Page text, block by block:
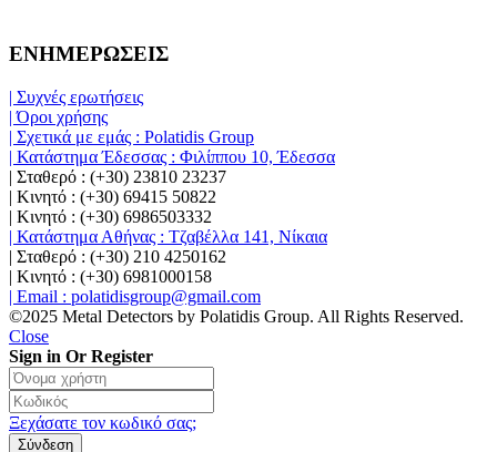
ΕΝΗΜΕΡΩΣΕΙΣ
| Συχνές ερωτήσεις
| Όροι χρήσης
| Σχετικά με εμάς : Polatidis Group
| Κατάστημα Έδεσσας : Φιλίππου 10, Έδεσσα
| Σταθερό : (+30) 23810 23237
| Κινητό : (+30) 69415 50822
| Κινητό : (+30) 6986503332
| Κατάστημα Αθήνας : Τζαβέλλα 141, Νίκαια
| Σταθερό : (+30) 210 4250162
| Κινητό : (+30) 6981000158
| Email : polatidisgroup@gmail.com
©2025 Metal Detectors by Polatidis Group. All Rights Reserved.
Close
Sign in Or Register
Ξεχάσατε τον κωδικό σας;